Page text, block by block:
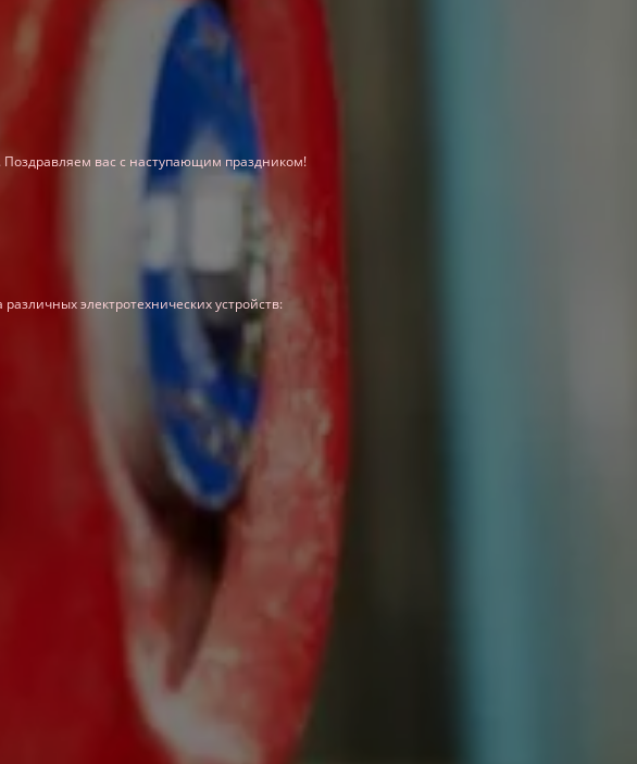
Поздравляем вас с наступающим праздником!
электротехнических устройств: